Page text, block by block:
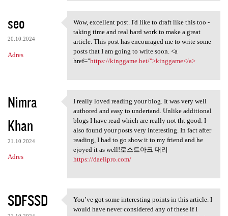
seo
20.10.2024
Adres
Wow, excellent post. I'd like
Wow, excellent post. I'd like to draft like this too -
taking time and real hard work to make a great
article. This post has encouraged me to write some
posts that I am going to write soon. <a
href="https://kinggame.bet/">kinggame</a>
Nimra
Khan
21.10.2024
Adres
I really loved reading your
I really loved reading your blog. It was very well
authored and easy to undertand. Unlike additional
blogs I have read which are really not tht good. I
also found your posts very interesting. In fact after
reading, I had to go show it to my friend and he
ejoyed it as well!로스트아크 대리
https://daelipro.com/
SDFSSD You’ve got some interesting
You’ve got some interesting points in this article. I
would have never considered any of these if I